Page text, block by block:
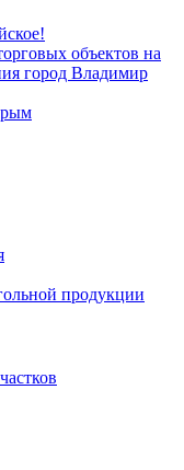
объектов на
город Владимир
продукции